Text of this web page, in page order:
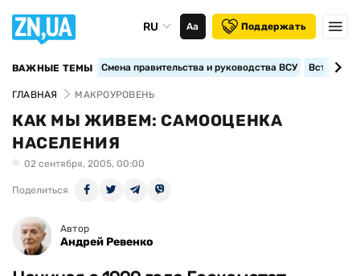
RU Аа Поддержать
ВАЖНЫЕ ТЕМЫ Смена правительства и руководства ВСУ
ГЛАВНАЯ МАКРОУРОВЕНЬ
КАК МЫ ЖИВЕМ: САМООЦЕНКА
НАСЕЛЕНИЯ
02 сентября, 2005, 00:00
Поделиться
Автор
Андрей Ревенко